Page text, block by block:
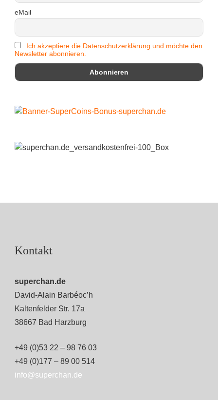
eMail
Ich akzeptiere die Datenschutzerklärung und möchte den
Newsletter abonnieren.
Kontakt
superchan.de
David-Alain Barbéoc’h
Kaltenfelder Str. 17a
38667 Bad Harzburg
+49 (0)53 22 – 98 76 03
+49 (0)177 – 89 00 514
info@superchan.de